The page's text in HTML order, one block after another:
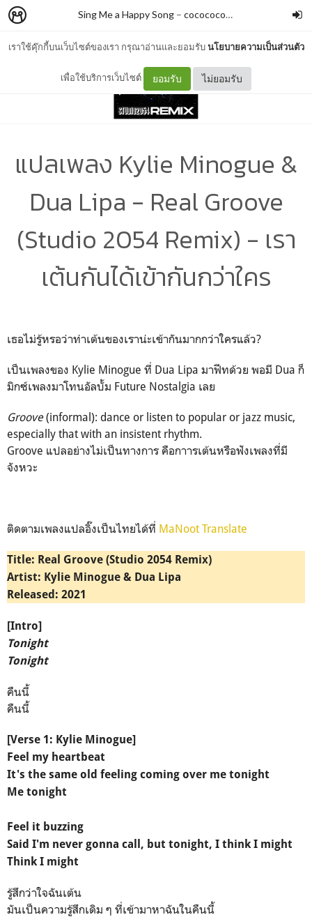
เราใช้คุ๊กกี้บนเว็บไซต์ของเรา กรุณาอ่านและยอมรับนโยบายความเป็นส่วนตัว
เพื่อใช้บริการเว็บไซต์ ยอมรับ ไม่ยอมรับ
Sing Me a Happy Song – cocococoayeah
แปลเพลง Kylie Minogue &
Dua Lipa - Real Groove
(Studio 2054 Remix) - เรา
เต้นกันได้เข้ากันกว่าใคร
เธอไม่รู้หรอว่าท่าเต้นของเราน่ะเข้ากันมากกว่าใครแล้ว?
เป็นเพลงของ Kylie Minogue ที่ Dua Lipa มาฟีทด้วย พอมี Dua ก็
มิกซ์เพลงมาโทนอัลบั้ม Future Nostalgia เลย
Groove(informal): dance or listen to popular or jazz music,
especially that with an insistent rhythm.
Groove แปลอย่างไม่เป็นทางการ คือกาารเต้นหรือฟังเพลงที่มี
จังหวะ
ติดตามเพลงแปลอิ๊งเป็นไทยได้ที่ MaNoot Translate
Title: Real Groove (Studio 2054 Remix)
Artist: Kylie Minogue & Dua Lipa
Released: 2021
[Intro]
Tonight
Tonight
คืนนี้
คืนนี้
[Verse 1: Kylie Minogue]
Feel my heartbeat
It's the same old feeling coming over me tonight
Me tonight
Feel it buzzing
Said I'm never gonna call, but tonight, I think I might
Think I might
รู้สึกว่าใจฉันเต้น
มันเป็นความรู้สึกเดิม ๆ ที่เข้ามาหาฉันในคืนนี้